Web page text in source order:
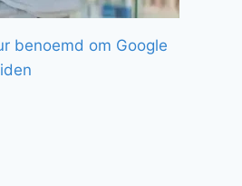
benoemd om Google